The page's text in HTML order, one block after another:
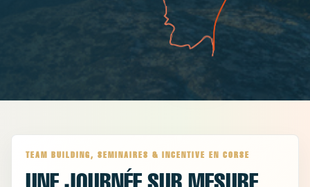
TEAM BUILDING, SEMINAIRES & INCENTIVE EN CORSE